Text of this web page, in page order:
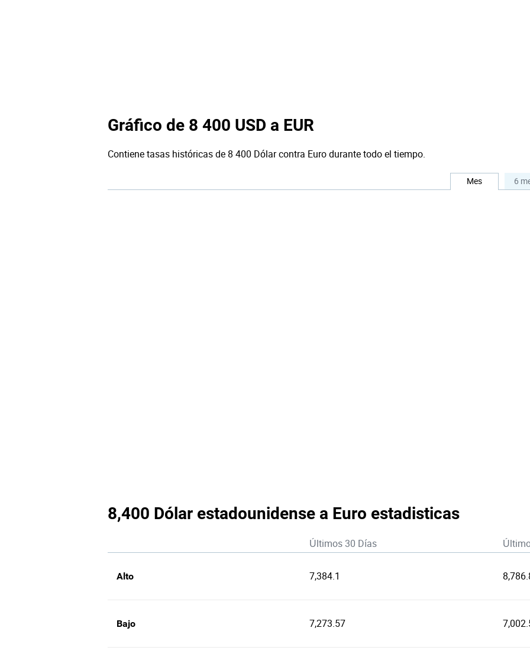
Gráfico de 8 400 USD a EUR
Contiene tasas históricas de 8 400 Dólar contra Euro durante todo el tiempo.
Mes 6
8,400 Dólar estadounidense a Euro estadisticas
Últimos 30 Días
Alto 7,384.1
Bajo 7,273.57